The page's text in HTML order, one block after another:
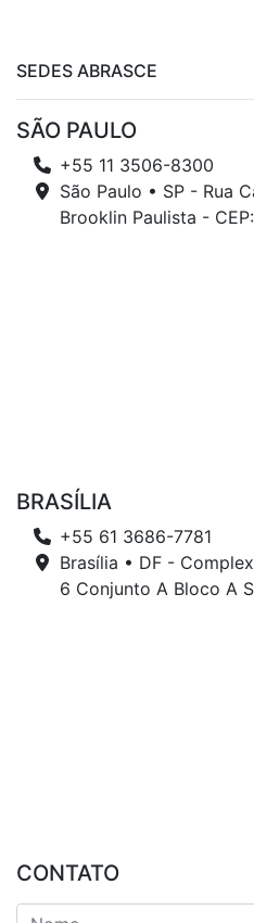
SEDES ABRASCE
SÃO PAULO
+55 11 3506-8300
São Paulo • SP - Rua
Brooklin Paulista -
BRASÍLIA
+55 61 3686-7781
Brasília • DF -
6 Conjunto A Bloco A
CONTATO